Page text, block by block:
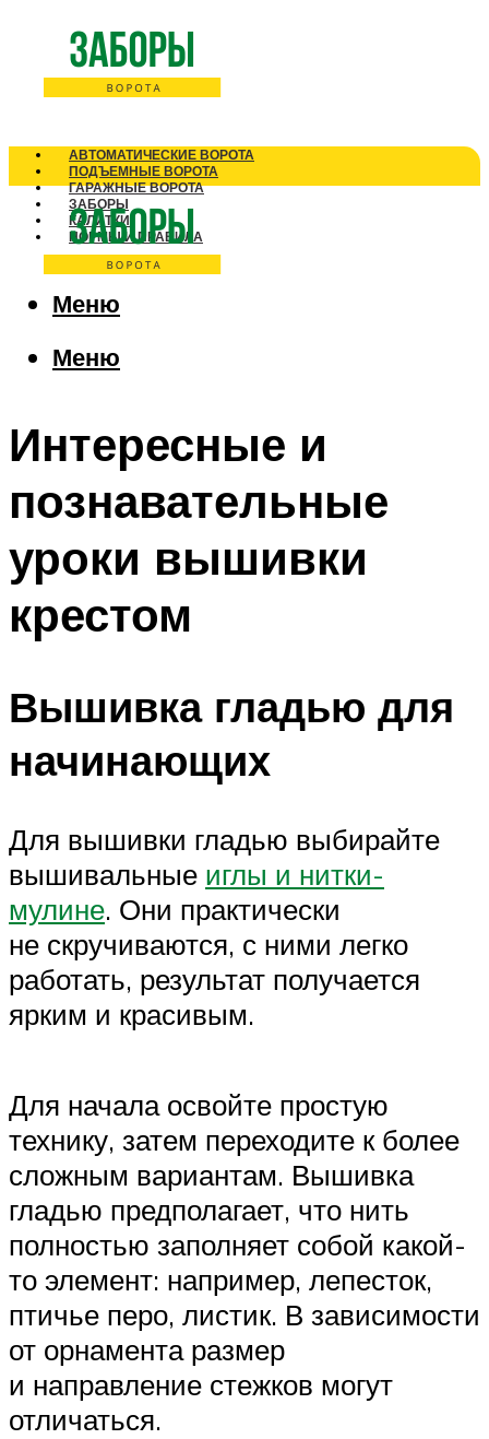
АВТОМАТИЧЕСКИЕ ВОРОТА
ПОДЪЕМНЫЕ ВОРОТА
ГАРАЖНЫЕ ВОРОТА
ЗАБОРЫ
КАЛИТКИ
НОРМЫ И ПРАВИЛА
Меню
Меню
Интересные и
познавательные
уроки вышивки
крестом
Вышивка гладью для
начинающих
Для вышивки гладью выбирайте
вышивальные иглы и нитки-
мулине. Они практически
не скручиваются, с ними легко
работать, результат получается
ярким и красивым.
Для начала освойте простую
технику, затем переходите к более
сложным вариантам. Вышивка
гладью предполагает, что нить
полностью заполняет собой какой-
то элемент: например, лепесток,
птичье перо, листик. В зависимости
от орнамента размер
и направление стежков могут
отличаться.